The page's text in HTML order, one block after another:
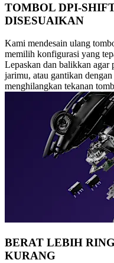
TOMBOL DPI-
DISESUAIKAN
Kami mendesain ulang
memilih konfigurasi yang
Lepaskan dan balikkan agar
jarimu, atau gantikan
menghilangkan tekanan
BERAT LEBIH
KURANG